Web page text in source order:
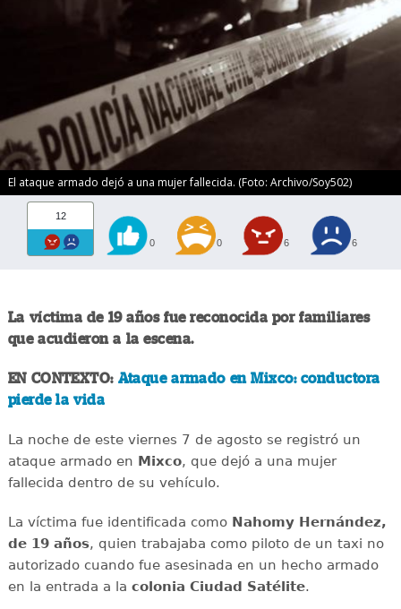
El ataque armado dejó a una mujer fallecida. (Foto: Archivo/Soy502)
12
0 0 6 6
La víctima de 19 años fue reconocida por familiares
que acudieron a la escena.
EN CONTEXTO: Ataque armado en Mixco: conductora
pierde la vida
La noche de este viernes 7 de agosto se registró un
ataque armado en Mixco, que dejó a una mujer
fallecida dentro de su vehículo.
La víctima fue identificada como Nahomy Hernández,
de 19 años, quien trabajaba como piloto de un taxi no
autorizado cuando fue asesinada en un hecho armado
en la entrada a la colonia Ciudad Satélite.